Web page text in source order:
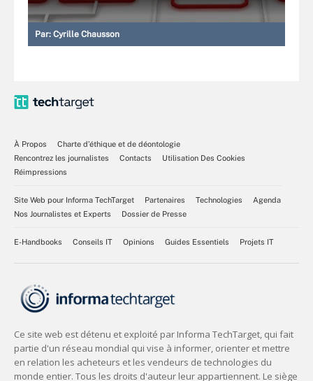
Par: Cyrille Chausson
À Propos
Charte d’éthique et de déontologie
Rencontrez les journalistes
Contacts
Utilisation Des Cookies
Réimpressions
Site Web pour Informa TechTarget Partenaires Technologies
Agenda
Nos Journalistes et Experts
Dossier de Presse
E-Handbooks Conseils IT Opinions Guides Essentiels Projets IT